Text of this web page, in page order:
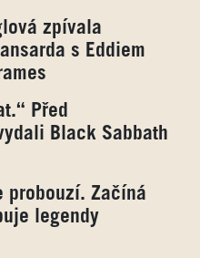
zpívala
s Eddiem
Před
Black Sabbath
probouzí. Začíná
legendy